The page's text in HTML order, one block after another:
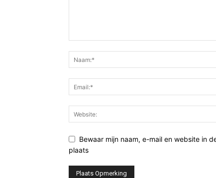
Bewaar mijn naam, e-mail en website in
plaats